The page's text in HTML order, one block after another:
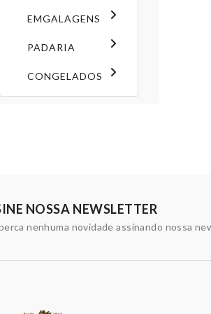
EMGALAGENS
PADARIA
CONGELADOS
NOSSA NEWSLETTER
nenhuma novidade assinando nossa